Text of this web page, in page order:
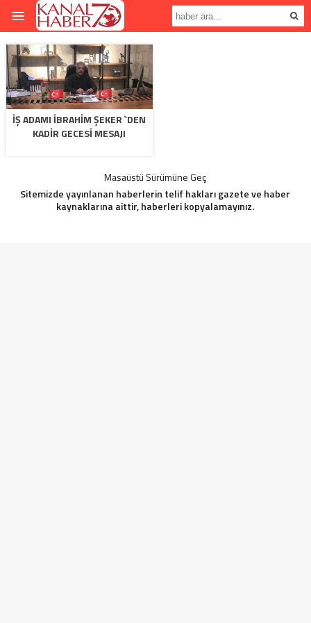
İŞ ADAMI İBRAHIM ŞEKER `DEN
KADIR GECESI MESAJI
Masaüstü Sürümüne Geç
Sitemizde yayınlanan haberlerin telif hakları gazete ve haber
kaynaklarına aittir, haberleri kopyalamayınız.